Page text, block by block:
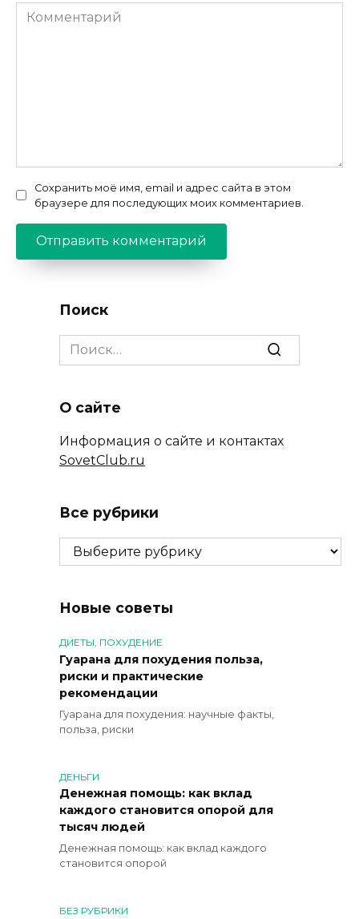
Комментарий
Сохранить моё имя, email и адрес сайта в этом
браузере для последующих моих комментариев.
Поиск
Search
for:
О сайте
Информация о сайте и контактах
SovetClub.ru
Все рубрики
Все
рубрики
Новые советы
ДИЕТЫ, ПОХУДЕНИЕ
Гуарана для похудения польза,
риски и практические
рекомендации
Гуарана для похудения: научные факты,
польза, риски
ДЕНЬГИ
Денежная помощь: как вклад
каждого становится опорой для
тысяч людей
Денежная помощь: как вклад каждого
становится опорой
БЕЗ РУБРИКИ